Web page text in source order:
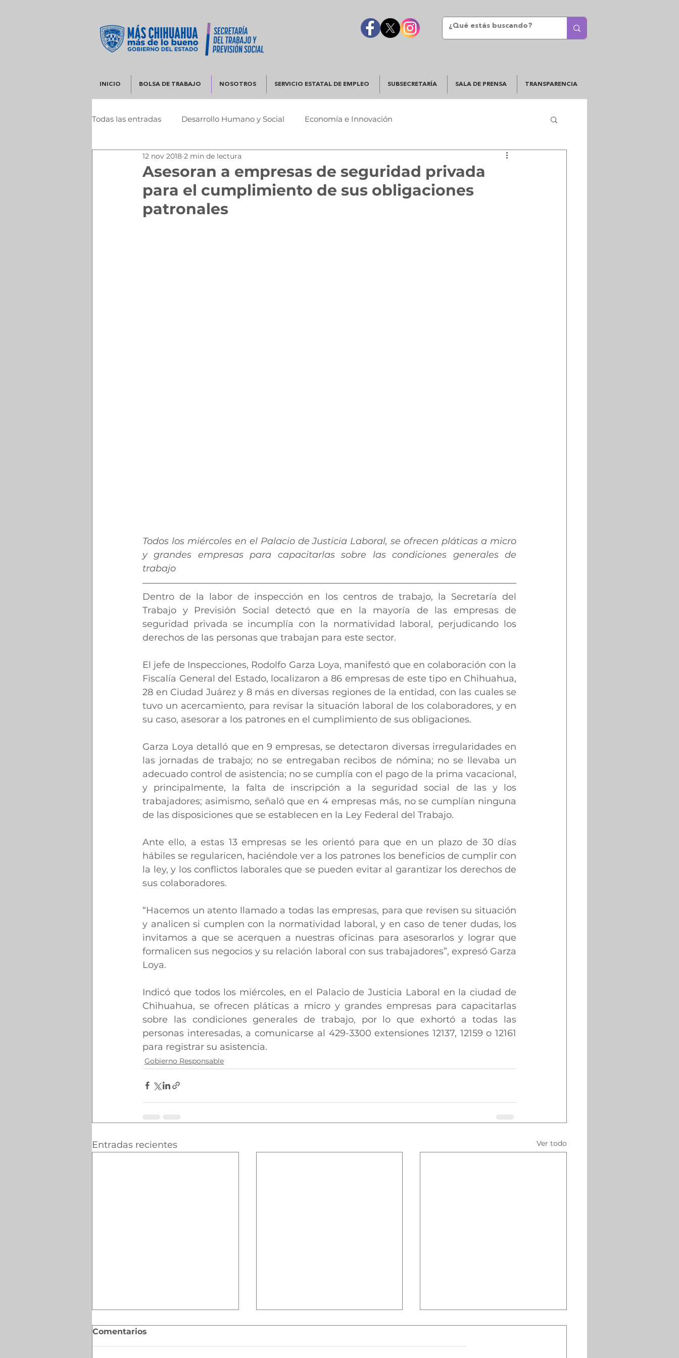
INICIO BOLSA DE TRABAJO NOSOTROS SERVICIO ESTATAL DE EMPLEO SUBSECRETARÍA SALA DE PRENSA TRANSPARENCIA
Todas las entradas Desarrollo Humano y Social Economía e Innovación
Infraestructura y Desarrollo Urbano
Asesoran a empresas de seguridad privada
para el cumplimiento de sus obligaciones
patronales
12 nov 2018 2 min de lectura
Todos los miércoles en el Palacio de Justicia Laboral, se ofrecen pláticas a micro
y grandes empresas para capacitarlas sobre las condiciones generales de
trabajo
Dentro de la labor de inspección en los centros de trabajo, la Secretaría del
Trabajo y Previsión Social detectó que en la mayoría de las empresas de
seguridad privada se incumplía con la normatividad laboral, perjudicando los
derechos de las personas que trabajan para este sector.
El jefe de Inspecciones, Rodolfo Garza Loya, manifestó que en colaboración con la
Fiscalía General del Estado, localizaron a 86 empresas de este tipo en Chihuahua,
28 en Ciudad Juárez y 8 más en diversas regiones de la entidad, con las cuales se
tuvo un acercamiento, para revisar la situación laboral de los colaboradores, y en
su caso, asesorar a los patrones en el cumplimiento de sus obligaciones.
Garza Loya detalló que en 9 empresas, se detectaron diversas irregularidades en
las jornadas de trabajo; no se entregaban recibos de nómina; no se llevaba un
adecuado control de asistencia; no se cumplía con el pago de la prima vacacional,
y principalmente, la falta de inscripción a la seguridad social de las y los
trabajadores; asimismo, señaló que en 4 empresas más, no se cumplían ninguna
de las disposiciones que se establecen en la Ley Federal del Trabajo.
Ante ello, a estas 13 empresas se les orientó para que en un plazo de 30 días
hábiles se regularicen, haciéndole ver a los patrones los beneficios de cumplir con
la ley, y los conflictos laborales que se pueden evitar al garantizar los derechos de
sus colaboradores.
“Hacemos un atento llamado a todas las empresas, para que revisen su situación
y analicen si cumplen con la normatividad laboral, y en caso de tener dudas, los
invitamos a que se acerquen a nuestras oficinas para asesorarlos y lograr que
formalicen sus negocios y su relación laboral con sus trabajadores”, expresó Garza
Loya.
Indicó que todos los miércoles, en el Palacio de Justicia Laboral en la ciudad de
Chihuahua, se ofrecen pláticas a micro y grandes empresas para capacitarlas
sobre las condiciones generales de trabajo, por lo que exhortó a todas las
personas interesadas, a comunicarse al 429-3300 extensiones 12137, 12159 o 12161
para registrar su asistencia.
Gobierno Responsable
Entradas recientes Ver todo
Comentarios